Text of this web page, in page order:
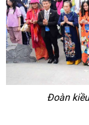
Đoàn